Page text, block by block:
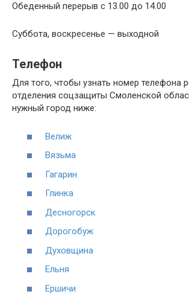
Обеденный перерыв с 13.00 до 14.00
Суббота, воскресенье — выходной
Телефон
Для того, чтобы узнать номер телефона
отделения соцзащиты Смоленской
нужный город ниже:
Велиж
Вязьма
Гагарин
Глинка
Десногорск
Дорогобуж
Духовщина
Ельня
Ершичи